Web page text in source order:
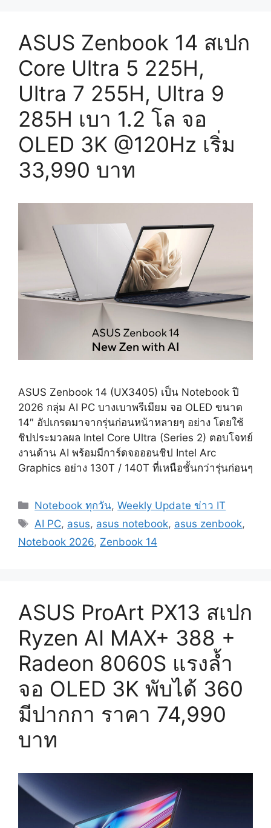
ASUS Zenbook 14 สเปก
Core Ultra 5 225H,
Ultra 7 255H, Ultra 9
285H เบา 1.2 โล จอ
OLED 3K @120Hz เริ่ม
33,990 บาท
ASUS Zenbook 14 (UX3405) เป็น Notebook ปี
2026 กลุ่ม AI PC บางเบาพรีเมียม จอ OLED ขนาด
14″ อัปเกรดมาจากรุ่นก่อนหน้าหลายๆ อย่าง โดยใช้
ชิปประมวลผล Intel Core Ultra (Series 2) ตอบโจทย์
งานด้าน AI พร้อมมีการ์ดจอออนชิป Intel Arc
Graphics อย่าง 130T / 140T ที่เหนือชั้นกว่ารุ่นก่อนๆ
Categories
Notebook ทุกวัน,Weekly Update ข่าว IT
Tags
AI PC, asus, asus notebook, asus zenbook,
Notebook 2026, Zenbook 14
ASUS ProArt PX13 สเปก
Ryzen AI MAX+ 388 +
Radeon 8060S แรงล้ำ
จอ OLED 3K พับได้ 360
มีปากกา ราคา 74,990
บาท